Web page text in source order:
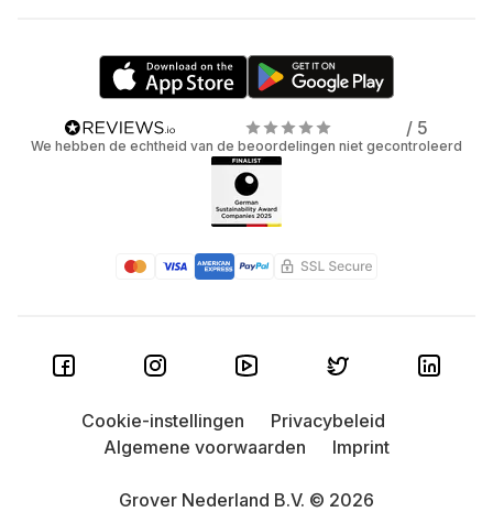
/ 5
We hebben de echtheid van de beoordelingen niet gecontroleerd
Grover Nederland B.V. © 2026
Cookie-instellingen
Privacybeleid
Algemene voorwaarden
Imprint